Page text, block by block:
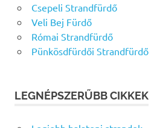
Csepeli Strandfürdő
Veli Bej Fürdő
Római Strandfürdő
Pünkösdfürdői Strandfürdő
LEGNÉPSZERŰBB CIKKEK